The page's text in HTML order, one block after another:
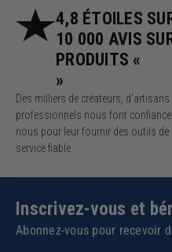
4,8 ÉTOILES
10 000 AVIS
PRODUITS «
»
Des milliers de créateurs, d'artisans
professionnels nous font
nous pour leur fournir des outils de
service fiable.
Inscrivez-vous et
Abonnez-vous pour recevoir